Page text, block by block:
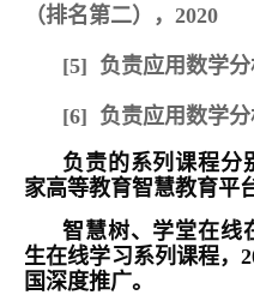
（排名第二），2020
[5] 负责应用数学
[6] 负责应用数学
负责的系列课程分
家高等教育智慧教育平
智慧树、学堂在线
生在线学习系列课程，
国深度推广。